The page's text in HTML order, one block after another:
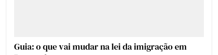
Guia: o que vai mudar na lei da imigração em